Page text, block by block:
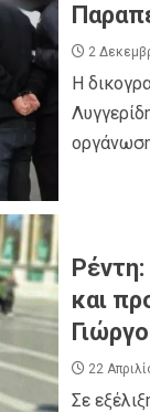
2
Η
και
22
Σε